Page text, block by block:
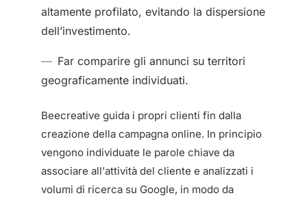
altamente profilato, evitando la dispersione
dell’investimento.
Far comparire gli annunci su territori
geograficamente individuati.
Beecreative guida i propri clienti fin dalla
creazione della campagna online. In principio
vengono individuate le parole chiave da
associare all’attività del cliente e analizzati i
volumi di ricerca su Google, in modo da